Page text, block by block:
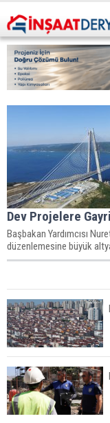
Dev Projelere
Başbakan Yardımcısı
düzenlemesine büyük